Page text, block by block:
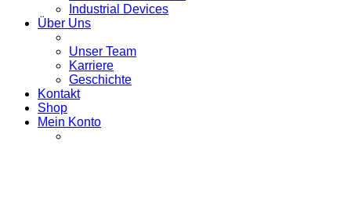
Industrial Devices
Über Uns
Unser Team
Karriere
Geschichte
Kontakt
Shop
Mein Konto